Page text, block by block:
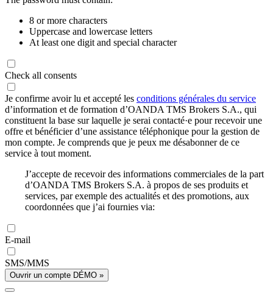
8 or more characters
Uppercase and lowercase letters
At least one digit and special character
Check all consents
Je confirme avoir lu et accepté les conditions générales du service
d’information et de formation d’OANDA TMS Brokers S.A., qui
constituent la base sur laquelle je serai contacté·e pour recevoir une
offre et bénéficier d’une assistance téléphonique pour la gestion de
mon compte. Je comprends que je peux me désabonner de ce
service à tout moment.
J’accepte de recevoir des informations commerciales de la part
d’OANDA TMS Brokers S.A. à propos de ses produits et
services, par exemple des actualités et des promotions, aux
coordonnées que j’ai fournies via:
E-mail
SMS/MMS
Ouvrir un compte DÉMO »